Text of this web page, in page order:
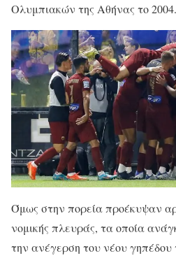
Ολυμπιακών της Αθήνας το 2004.
Όμως στην πορεία προέκυψαν
νομικής πλευράς, τα οποία
την ανέγερση του νέου